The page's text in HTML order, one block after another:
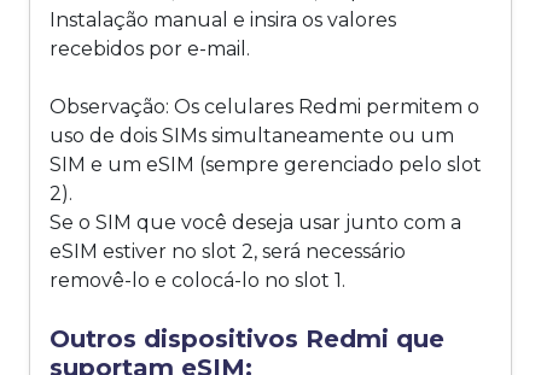
Instalação manual e insira os valores
recebidos por e-mail.
Observação: Os celulares Redmi permitem o
uso de dois SIMs simultaneamente ou um
SIM e um eSIM (sempre gerenciado pelo slot
2).
Se o SIM que você deseja usar junto com a
eSIM estiver no slot 2, será necessário
removê-lo e colocá-lo no slot 1.
Outros dispositivos Redmi que
suportam eSIM: